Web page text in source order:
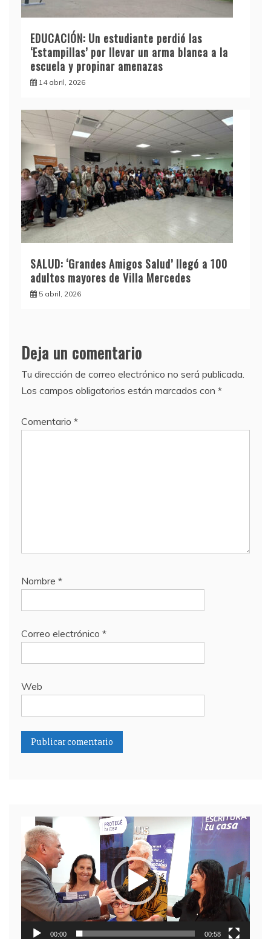
EDUCACIÓN: Un estudiante perdió las
‘Estampillas’ por llevar un arma blanca a la
escuela y propinar amenazas
14 abril, 2026
SALUD: ‘Grandes Amigos Salud’ llegó a 100
adultos mayores de Villa Mercedes
5 abril, 2026
Deja un comentario
Tu dirección de correo electrónico no será publicada.
Los campos obligatorios están marcados con *
Comentario *
Nombre *
Correo electrónico *
Web
Reproductor
de
video
00:00 00:58